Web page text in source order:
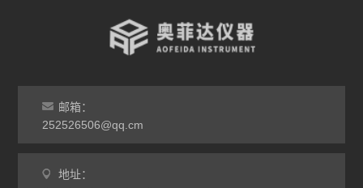
干燥箱
烘箱
工业电炉
邮箱：
252526506@qq.cm
地址：